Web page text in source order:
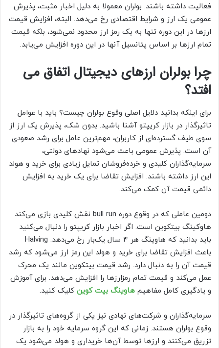
فعالیت داشته باشند. بولران معمولا به دلیل اخبار مثبت، پذیرش
عمومی یک ارز و شرایط اقتصادی رخ می‌دهد. البته، افزایش قیمت
ارزها در این دوره تنها به یک رمز ارز محدود نمی‌شود، بلکه قیمت
تمام ارزها بر اساس پتانسیل آنها در این دوره افزایش می‌یابد.
چرا بولران ارزهای دیجیتال اتفاق می
افتد؟
برای اینکه بدانید دلایل اصلی وقوع بولران چیست؟ باید با عوامل
تاثیرگذار در بازار کریپتو آشنا باشید. بدون شک، پذیرش یک ارز از
سوی طیف گسترده‌ای از کاربران، مهم‌ترین عامل برای رشد صعودی
آن است. پذیرش عمومی باعث می‌شود نهادهای دولتی،
سرمایه‌گذاران کلیدی و خرده‌فروشان تمایل زیادی برای خرید و هولد
این ارز داشته باشند. افزایش تقاضا برای یک خرید به افزایش
دائمی قیمت آن کمک می‌کند.
دومین عاملی که در وقوع دوره bull run نقش کلیدی بازی می‌کند
هاوکینگ بیتکوین است. اگر اخبار بازار کریپتو را دنبال می‌کنید
باید بدانید که هاوینگ هر ۴ سال یک‌بار رخ می‌دهد. Halving
باعث افزایش تقاضا برای خرید و هولد این رمز ارز می‌شود که رشد
قیمت آن را به دنبال دارد. رشد قیمت بیتکوین مانند یک محرک
عمل می‌کند و قیمت تمام رمزارزها را افزایش می‌دهد. برای آموزش
و یادگیری کامل مفاهیم هاوینگ بیت کوین کلیک کنید.
سرمایه‌گذاران و شرکت‌های نهادی نیز یکی از گروه‌های تاثیرگذار در
وقوع بولران هستند. زمانی که این گروه سرمایه خود را به بازار
تزریق می‌کنند و ارزها توسط آن‌ها خریداری و هولد می‌شود یک